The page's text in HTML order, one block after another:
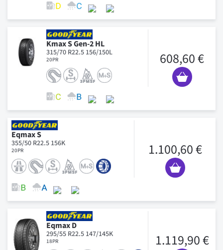
Kmax S Gen-2 HL
315/70 R22.5 156/150L
20PR 608,60 €
Eqmax S
355/50 R22.5 156K
20PR 1.100,60 €
Eqmax D
295/55 R22.5 147/145K
18PR 1.119,90 €